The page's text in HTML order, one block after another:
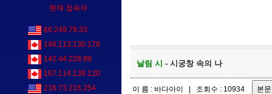
현재 접속자
66.249.79.33
148.113.130.178
142.44.228.99
167.114.139.120
216.73.216.254
날림 시 - 시궁창 속의 나
이 름 : 바다아이 | 조회수 : 10934